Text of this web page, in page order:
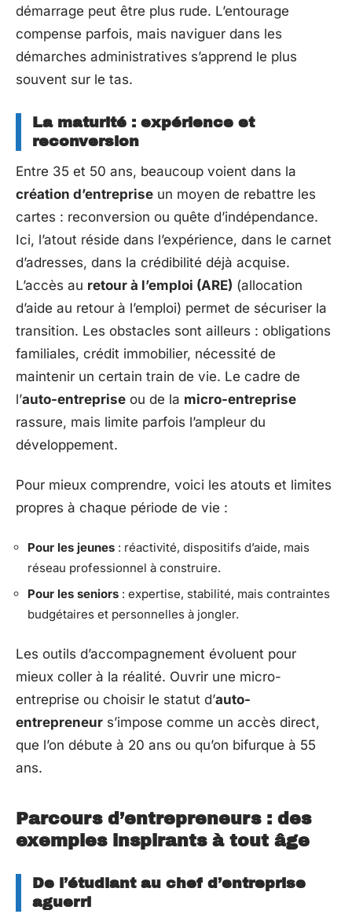
démarrage peut être plus rude. L’entourage
compense parfois, mais naviguer dans les
démarches administratives s’apprend le plus
souvent sur le tas.
La maturité : expérience et
reconversion
Entre 35 et 50 ans, beaucoup voient dans la
création d’entreprise un moyen de rebattre les
cartes : reconversion ou quête d’indépendance.
Ici, l’atout réside dans l’expérience, dans le carnet
d’adresses, dans la crédibilité déjà acquise.
L’accès au retour à l’emploi (ARE) (allocation
d’aide au retour à l’emploi) permet de sécuriser la
transition. Les obstacles sont ailleurs : obligations
familiales, crédit immobilier, nécessité de
maintenir un certain train de vie. Le cadre de
l’auto-entreprise ou de la micro-entreprise
rassure, mais limite parfois l’ampleur du
développement.
Pour mieux comprendre, voici les atouts et limites
propres à chaque période de vie :
Pour les jeunes : réactivité, dispositifs d’aide, mais
réseau professionnel à construire.
Pour les seniors : expertise, stabilité, mais contraintes
budgétaires et personnelles à jongler.
Les outils d’accompagnement évoluent pour
mieux coller à la réalité. Ouvrir une micro-
entreprise ou choisir le statut d’auto-
entrepreneur s’impose comme un accès direct,
que l’on débute à 20 ans ou qu’on bifurque à 55
ans.
Parcours d’entrepreneurs : des
exemples inspirants à tout âge
De l’étudiant au chef d’entreprise
aguerri